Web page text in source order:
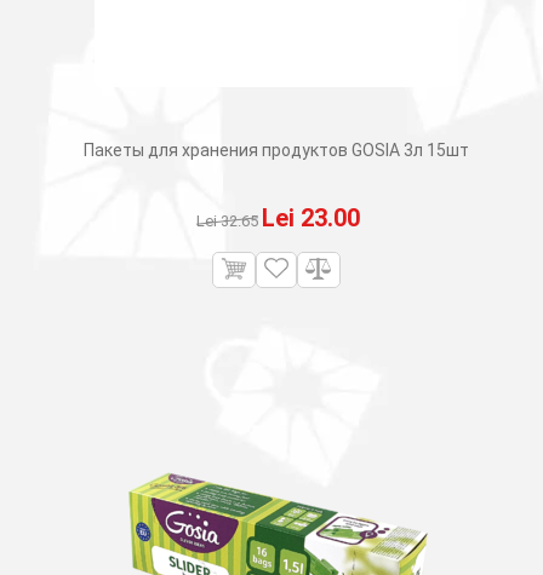
Пакеты для хранения продуктов GOSIA 3л 15шт
Lei32.65 Первоначальная
цена
составляла
Lei 23.00Текущая